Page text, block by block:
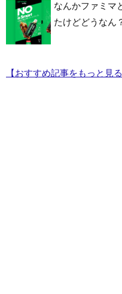
なんかファミマ
たけどどうなん
【おすすめ記事をもっと見る